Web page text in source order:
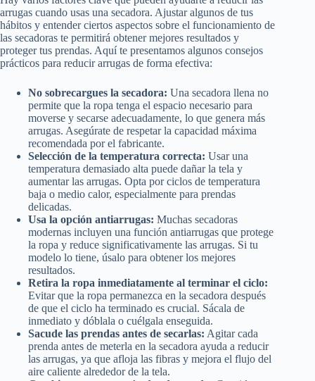
arrugas cuando usas una secadora. Ajustar algunos de tus
hábitos y entender ciertos aspectos sobre el funcionamiento de
las secadoras te permitirá obtener mejores resultados y
proteger tus prendas. Aquí te presentamos algunos consejos
prácticos para reducir arrugas de forma efectiva:
No sobrecargues la secadora: Una secadora llena no
permite que la ropa tenga el espacio necesario para
moverse y secarse adecuadamente, lo que genera más
arrugas. Asegúrate de respetar la capacidad máxima
recomendada por el fabricante.
Selección de la temperatura correcta: Usar una
temperatura demasiado alta puede dañar la tela y
aumentar las arrugas. Opta por ciclos de temperatura
baja o medio calor, especialmente para prendas
delicadas.
Usa la opción antiarrugas: Muchas secadoras
modernas incluyen una función antiarrugas que protege
la ropa y reduce significativamente las arrugas. Si tu
modelo lo tiene, úsalo para obtener los mejores
resultados.
Retira la ropa inmediatamente al terminar el ciclo:
Evitar que la ropa permanezca en la secadora después
de que el ciclo ha terminado es crucial. Sácala de
inmediato y dóblala o cuélgala enseguida.
Sacude las prendas antes de secarlas: Agitar cada
prenda antes de meterla en la secadora ayuda a reducir
las arrugas, ya que afloja las fibras y mejora el flujo del
aire caliente alrededor de la tela.